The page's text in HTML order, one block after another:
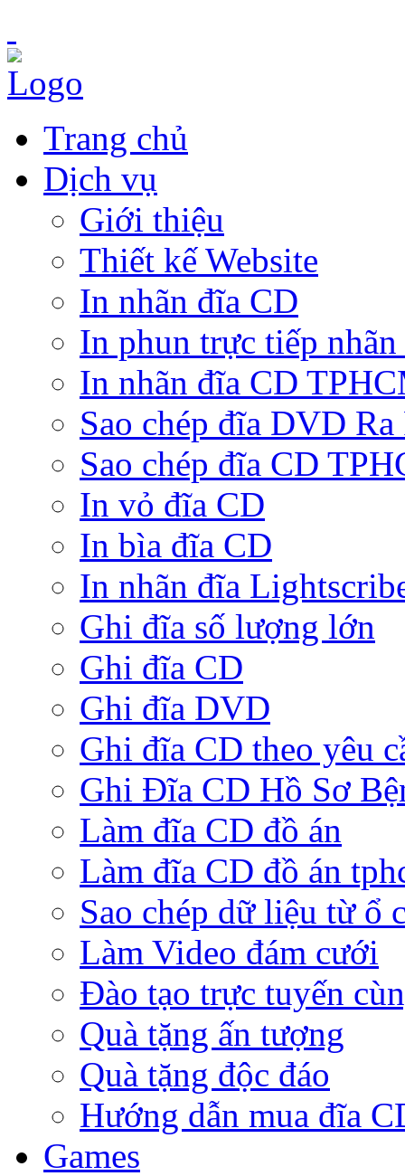
Trang chủ
Dịch vụ
Giới thiệu
Thiết kế Website
In nhãn đĩa CD
In phun trực tiếp
In nhãn đĩa CD
Sao chép đĩa DVD
Sao chép đĩa CD
In vỏ đĩa CD
In bìa đĩa CD
In nhãn đĩa
Ghi đĩa số lượng lớn
Ghi đĩa CD
Ghi đĩa DVD
Ghi đĩa CD theo yêu
Ghi Đĩa CD Hồ Sơ
Làm đĩa CD đồ án
Làm đĩa CD đồ án
Sao chép dữ liệu từ ổ
Làm Video đám cưới
Đào tạo trực tuyến
Quà tặng ấn tượng
Quà tặng độc đáo
Hướng dẫn mua đĩa
Games